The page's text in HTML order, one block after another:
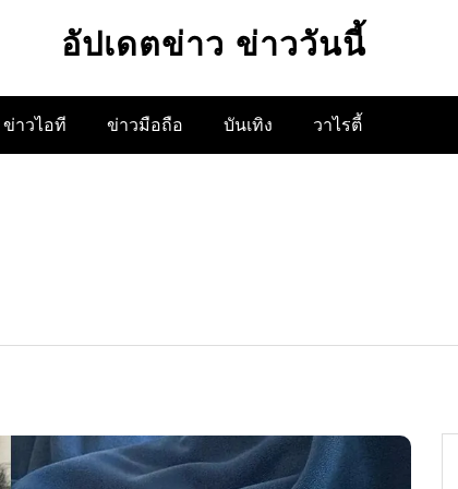
อัปเดตข่าว ข่าววันนี้
ข่าวไอที ข่าวมือถือ บันเทิง วาไรตี้